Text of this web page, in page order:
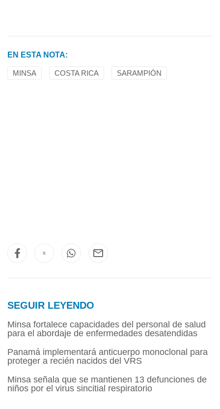
EN ESTA NOTA:
MINSA COSTA RICA SARAMPIÓN
SEGUIR LEYENDO
Minsa fortalece capacidades del personal de salud
para el abordaje de enfermedades desatendidas
Panamá implementará anticuerpo monoclonal para
proteger a recién nacidos del VRS
Minsa señala que se mantienen 13 defunciones de
niños por el virus sincitial respiratorio